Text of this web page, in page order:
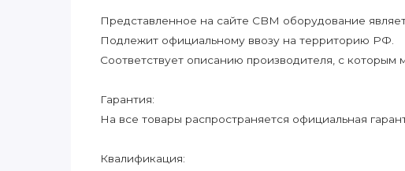
Представленное на сайте CBM оборудование
Подлежит официальному ввозу на территорию РФ.
Соответствует описанию производителя, с
Гарантия:
На все товары распространяется официальная
Квалификация: